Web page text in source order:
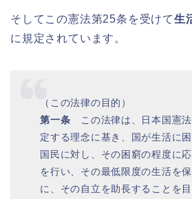
そしてこの憲法第25条を受けて生
に規定されています。
（この法律の目的）
第一条 この法律は、日本国憲
定する理念に基き、国が生活に
国民に対し、その困窮の程度に
を行い、その最低限度の生活を
に、その自立を助長することを目